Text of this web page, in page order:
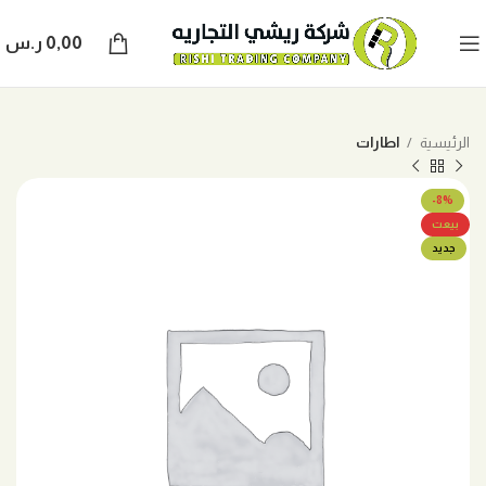
0,00 ر.س
الرئيسية اطارات
-8%
بيعت
جديد